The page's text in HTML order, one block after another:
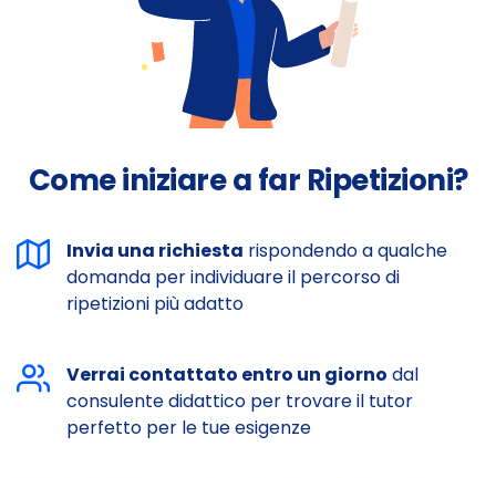
Come iniziare a far Ripetizioni?
Invia una richiesta rispondendo a qualche
domanda per individuare il percorso di
ripetizioni più adatto
Verrai contattato entro un giorno dal
consulente didattico per trovare il tutor
perfetto per le tue esigenze